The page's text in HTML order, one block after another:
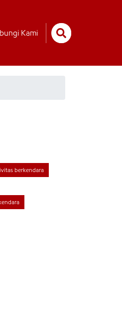
Kami
berkendara